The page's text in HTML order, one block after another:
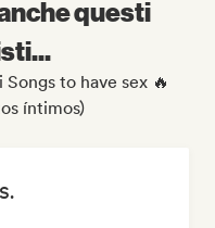
questi
to have sex 🔥
íntimos)